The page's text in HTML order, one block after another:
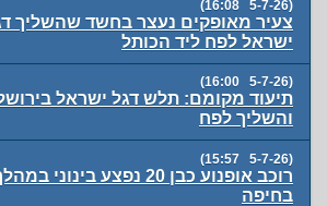
(5-7-26 16:08)
צעיר מאופקים נעצר בחשד שהשליך
ישראל לפח ליד הכותל
(5-7-26 16:00)
תיעוד מקומם: תלש דגל ישראל
והשליך לפח
(5-7-26 15:57)
רוכב אופנוע כבן 20 נפצע
בחיפה